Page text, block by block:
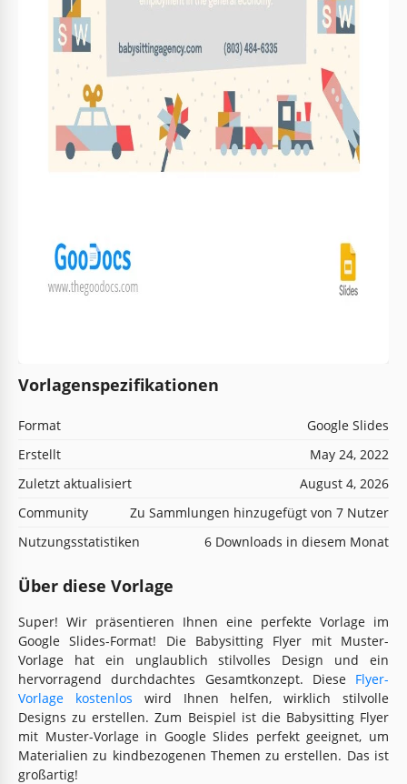
Vorlagenspezifikationen
Format
Google Slides
Erstellt
May 24, 2022
Zuletzt aktualisiert
August 4, 2026
Community
Zu Sammlungen hinzugefügt von 7 Nutzer
Nutzungsstatistiken
6 Downloads in diesem Monat
Über diese Vorlage
Super! Wir präsentieren Ihnen eine perfekte Vorlage im
Google Slides-Format! Die Babysitting Flyer mit Muster-
Vorlage hat ein unglaublich stilvolles Design und ein
hervorragend durchdachtes Gesamtkonzept. Diese Flyer-
Vorlage kostenlos wird Ihnen helfen, wirklich stilvolle
Designs zu erstellen. Zum Beispiel ist die Babysitting Flyer
mit Muster-Vorlage in Google Slides perfekt geeignet, um
Materialien zu kindbezogenen Themen zu erstellen. Das ist
großartig!